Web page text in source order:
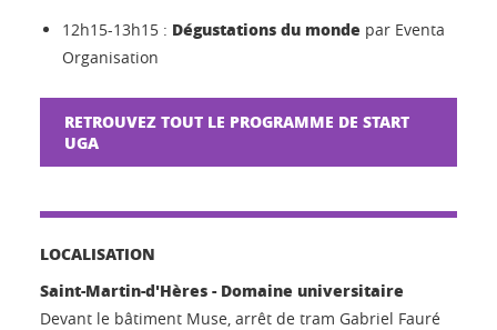
12h15-13h15 : Dégustations du monde par Eventa
Organisation
RETROUVEZ TOUT LE PROGRAMME DE START
UGA
LOCALISATION
Saint-Martin-d'Hères - Domaine universitaire
Devant le bâtiment Muse, arrêt de tram Gabriel Fauré